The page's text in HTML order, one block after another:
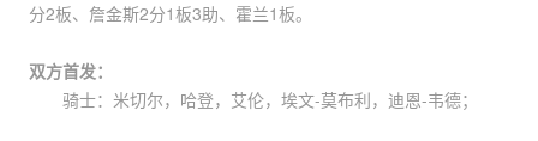
分2板、詹金斯2分1板3助、霍兰1板。
双方首发：
骑士：米切尔，哈登，艾伦，埃文-莫布利，迪恩-韦德；